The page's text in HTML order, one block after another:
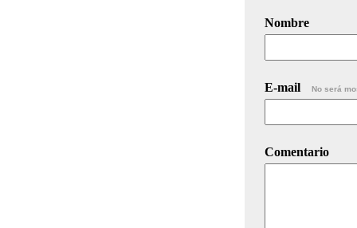
Nombre
E-mail No será
Comentario